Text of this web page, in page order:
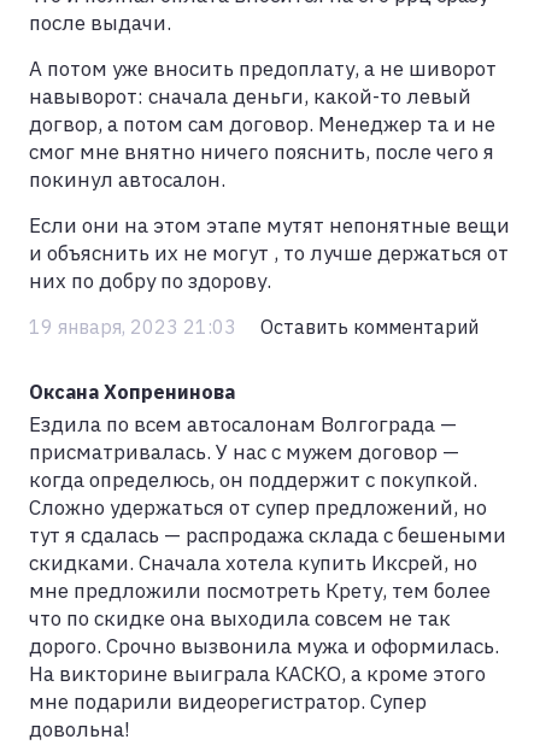
после выдачи.
А потом уже вносить предоплату, а не шиворот
навыворот: сначала деньги, какой-то левый
догвор, а потом сам договор. Менеджер та и не
смог мне внятно ничего пояснить, после чего я
покинул автосалон.
Если они на этом этапе мутят непонятные вещи
и объяснить их не могут , то лучше держаться от
них по добру по здорову.
19 января, 2023 21:03 Оставить комментарий
Оксана Хопренинова
Ездила по всем автосалонам Волгограда —
присматривалась. У нас с мужем договор —
когда определюсь, он поддержит с покупкой.
Сложно удержаться от супер предложений, но
тут я сдалась — распродажа склада с бешеными
скидками. Сначала хотела купить Иксрей, но
мне предложили посмотреть Крету, тем более
что по скидке она выходила совсем не так
дорого. Срочно вызвонила мужа и оформилась.
На викторине выиграла КАСКО, а кроме этого
мне подарили видеорегистратор. Супер
довольна!